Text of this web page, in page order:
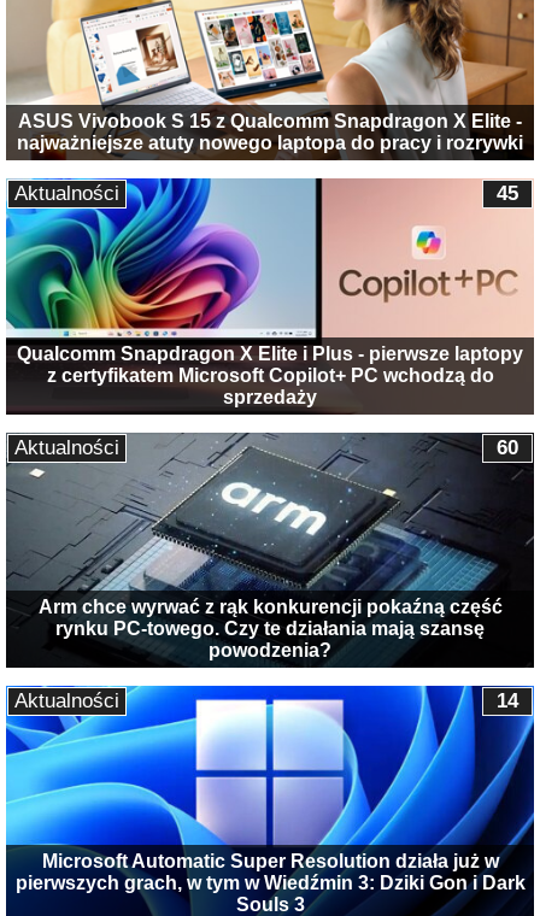
ASUS Vivobook S 15 z Qualcomm Snapdragon X Elite -
najważniejsze atuty nowego laptopa do pracy i rozrywki
Qualcomm Snapdragon X Elite i Plus - pierwsze laptopy
z certyfikatem Microsoft Copilot+ PC wchodzą do
sprzedaży
45
Aktualności
Arm chce wyrwać z rąk konkurencji pokaźną część
rynku PC-towego. Czy te działania mają szansę
powodzenia?
60
Aktualności
Microsoft Automatic Super Resolution działa już w
pierwszych grach, w tym w Wiedźmin 3: Dziki Gon i Dark
Souls 3
14
Aktualności